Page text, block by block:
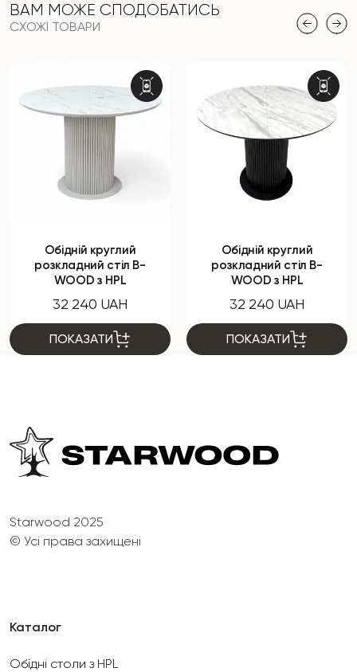
ВАМ МОЖЕ СПОДОБАТИСЬ
СХОЖІ ТОВАРИ
Обідній круглий
розкладний стіл B-
WOOD з HPL
32 240 UAH
ПОКАЗАТИ
Обідній круглий
розкладний стіл B-
WOOD з HPL
32 240 UAH
ПОКАЗАТИ
Starwood 2025
© Усі права захищені
Каталог
Обідні столи з HPL